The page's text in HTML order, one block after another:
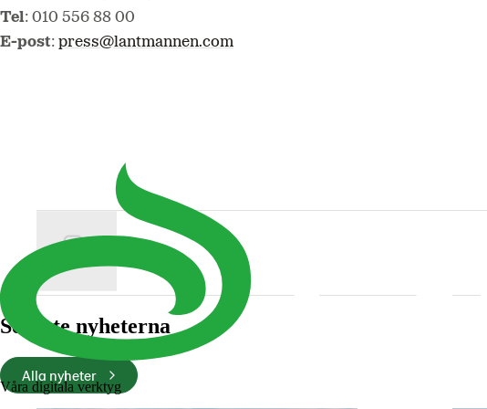
Våra digitala verktyg
Tel: 010 556 88 00
E-post: press@lantmannen.com
Release
Senaste nyheterna
Alla nyheter